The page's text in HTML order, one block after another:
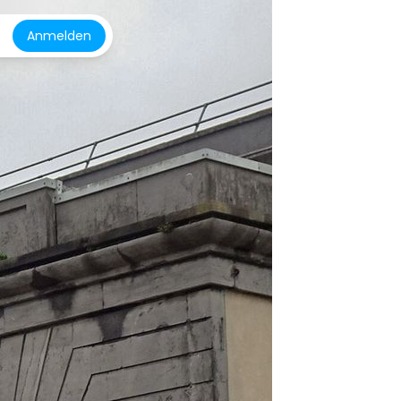
Anmelden